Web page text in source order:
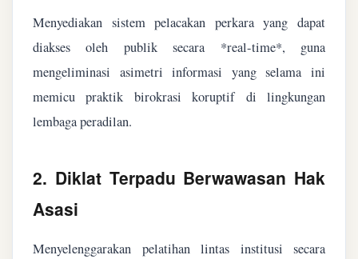
Menyediakan sistem pelacakan perkara yang dapat
diakses oleh publik secara *real-time*, guna
mengeliminasi asimetri informasi yang selama ini
memicu praktik birokrasi koruptif di lingkungan
lembaga peradilan.
2. Diklat Terpadu Berwawasan Hak
Asasi
Menyelenggarakan pelatihan lintas institusi secara